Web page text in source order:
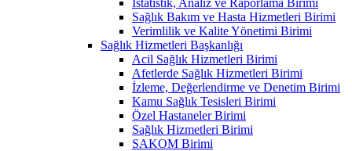
Sağlık Bakım ve Hasta Hizmetleri Birimi
Verimlilik ve Kalite Yönetimi Birimi
Sağlık Hizmetleri Başkanlığı
Acil Sağlık Hizmetleri Birimi
Afetlerde Sağlık Hizmetleri Birimi
İzleme, Değerlendirme ve Denetim Birimi
Kamu Sağlık Tesisleri Birimi
Özel Hastaneler Birimi
Sağlık Hizmetleri Birimi
SAKOM Birimi